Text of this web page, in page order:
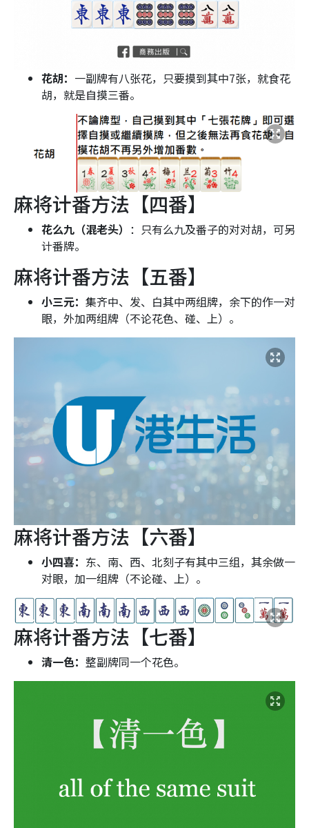
花胡： 一副牌有八张花，只要摸到其中7张，就食花
胡，就是自摸三番。
麻将计番方法【四番】
花么九（混老头） ：只有么九及番子的对对胡，可另
计番牌。
麻将计番方法【五番】
小三元： 集齐中、发、白其中两组牌，余下的作一对
眼，外加两组牌（不论花色、碰、上）。
麻将计番方法【六番】
小四喜： 东、南、西、北刻子有其中三组，其余做一
对眼，加一组牌（不论碰、上）。
麻将计番方法【七番】
清一色： 整副牌同一个花色。